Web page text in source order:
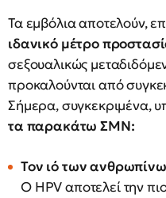
Τα εμβόλια αποτελούν,
ιδανικό μέτρο
σεξουαλικώς
προκαλούνται από
Σήμερα, συγκεκριμένα,
τα παρακάτω ΣΜΝ:
Τον ιό των
Ο HPV αποτελεί την